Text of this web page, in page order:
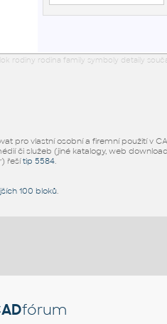
rodiny rodina family symboly detaily
pro vlastní osobní a firemní použití v
či služeb (jiné katalogy, web
) řešítip 5584.
100 bloků.
fórum